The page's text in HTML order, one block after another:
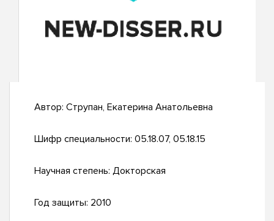
Автор: Струпан, Екатерина Анатольевна
Шифр специальности: 05.18.07, 05.18.15
Научная степень: Докторская
Год защиты: 2010